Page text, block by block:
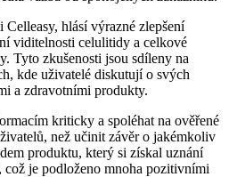
hlásí výrazné zlepšení
viditelnosti celulitidy a celkové
Tyto zkušenosti jsou sdíleny na
kde uživatelé diskutují o svých
a zdravotními produkty.
kriticky a spoléhat na ověřené
než učinit závěr o jakémkoliv
produktu, který si získal uznání
je podloženo mnoha pozitivními